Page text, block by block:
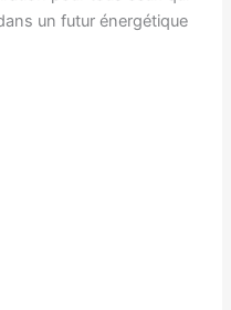
un futur énergétique